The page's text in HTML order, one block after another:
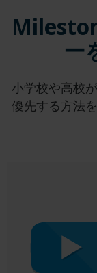
ー
小学校や高校
優先する方法